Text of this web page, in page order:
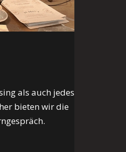
als auch jedes
bieten wir die